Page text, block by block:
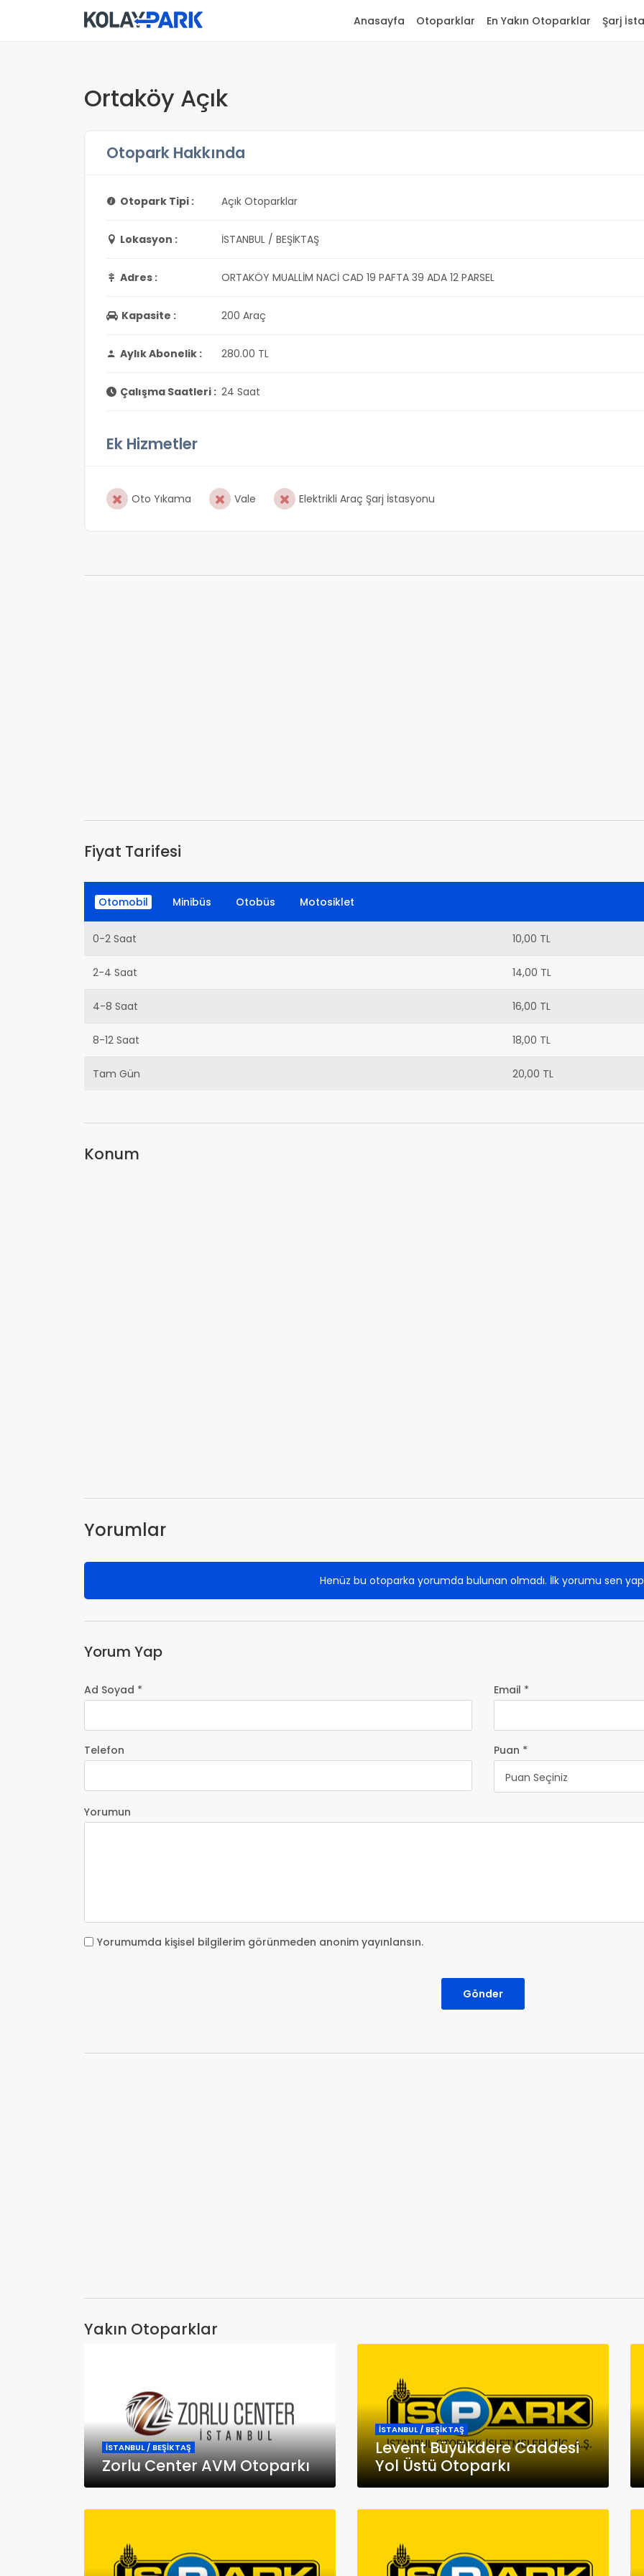
Anasayfa Otoparklar En Yakın Otoparklar Şarj
Ortaköy Açık
Otopark Hakkında
Otopark Tipi : Açık Otoparklar
Lokasyon : İSTANBUL / BEŞİKTAŞ
Adres : ORTAKÖY MUALLİM NACİ CAD 19 PAFTA 39 ADA 12 PARSEL
Kapasite : 200 Araç
Aylık Abonelik : 280.00 TL
Çalışma Saatleri : 24 Saat
Ek Hizmetler
Oto Yıkama Vale Elektrikli Araç Şarj İstasyonu
Fiyat Tarifesi
Otomobil Minibüs Otobüs Motosiklet
0-2 Saat 10,00 TL
2-4 Saat 14,00 TL
4-8 Saat 16,00 TL
8-12 Saat 18,00 TL
Tam Gün 20,00 TL
Konum
Yorumlar
Henüz bu otoparka yorumda bulunan olmadı. İlk yorumu sen
Yorum Yap
Ad Soyad * Email *
Telefon
Puan *
Puan Seçiniz
Yorumun
Yorumumda kişisel bilgilerim görünmeden anonim yayınlansın.
Gönder
Yakın Otoparklar
İSTANBUL / BEŞİKTAŞ
Zorlu Center AVM Otoparkı
İSTANBUL / BEŞİKTAŞ
Levent Büyükdere Caddesi
Yol Üstü Otoparkı